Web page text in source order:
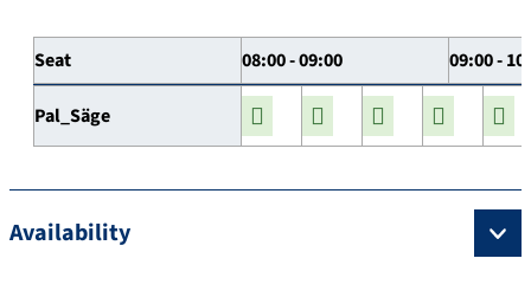
Seat 08:00 - 09:00 09:00 -
Pal_Säge
Availability